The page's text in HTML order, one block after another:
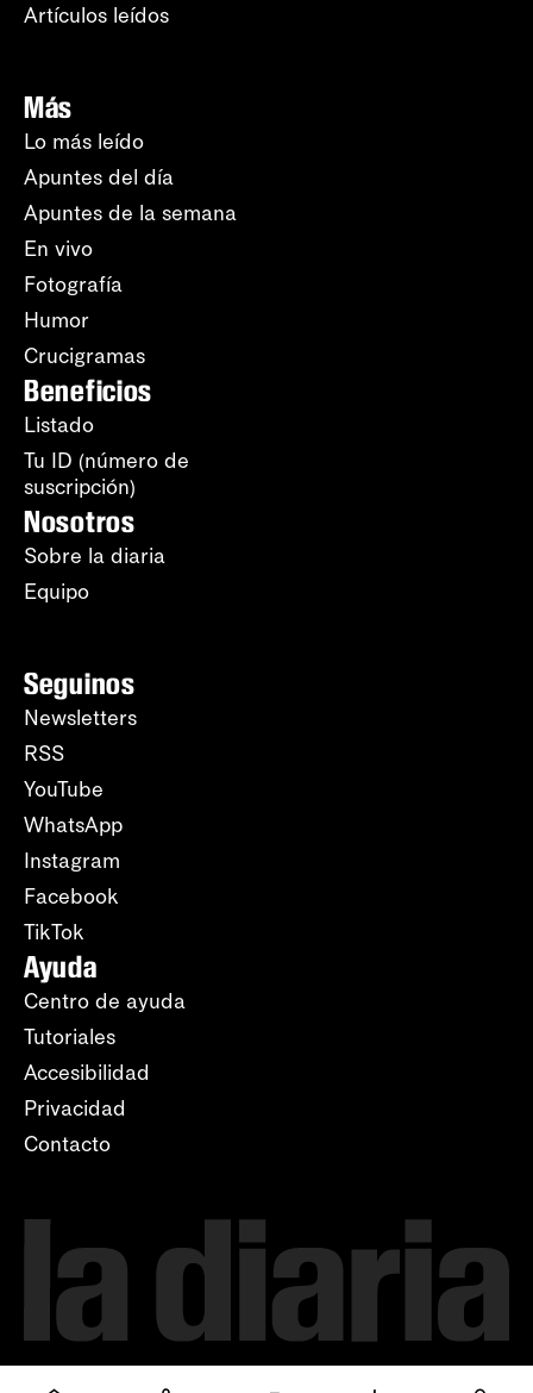
Artículos leídos
Más
Lo más leído
Apuntes del día
Apuntes de la semana
En vivo
Fotografía
Humor
Crucigramas
Beneficios
Listado
Tu ID (número de
suscripción)
Nosotros
Sobre la diaria
Equipo
Seguinos
Newsletters
RSS
YouTube
WhatsApp
Instagram
Facebook
TikTok
Ayuda
Centro de ayuda
Tutoriales
Accesibilidad
Privacidad
Contacto